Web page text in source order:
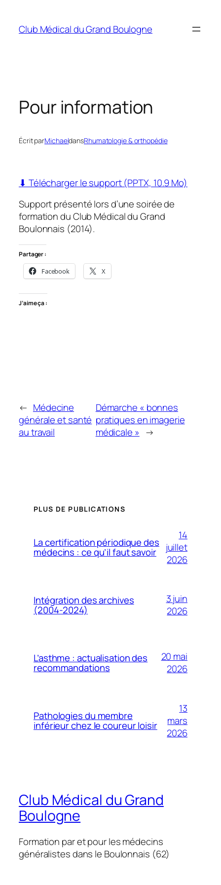
contenu
Club Médical du Grand Boulogne
Pour information
Écrit parMichaeldansRhumatologie & orthopédie
⬇ Télécharger le support (PPTX, 10.9 Mo)
Support présenté lors d’une soirée de
formation du Club Médical du Grand
Boulonnais (2014).
Partager :
Facebook X
J’aime ça :
← Médecine
générale et santé
au travail
Démarche « bonnes
pratiques en imagerie
médicale » →
PLUS DE PUBLICATIONS
La certification périodique des
médecins : ce qu’il faut savoir
14
juillet
2026
Intégration des archives
(2004-2024)
3 juin
2026
L’asthme : actualisation des
recommandations
20 mai
2026
Pathologies du membre
inférieur chez le coureur loisir
13
mars
2026
Club Médical du Grand
Boulogne
Formation par et pour les médecins
généralistes dans le Boulonnais (62)